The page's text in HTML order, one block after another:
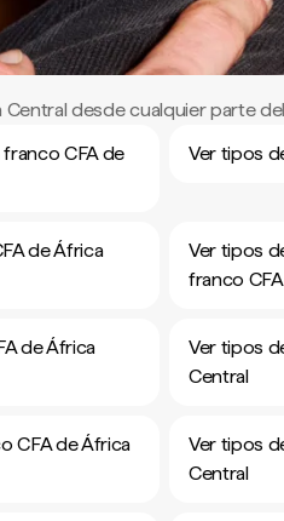
desde cualquier parte
CFA de
Ver tipos
de África
Ver tipos
franco
de África
Ver tipos
Central
CFA de África
Ver tipos
Central